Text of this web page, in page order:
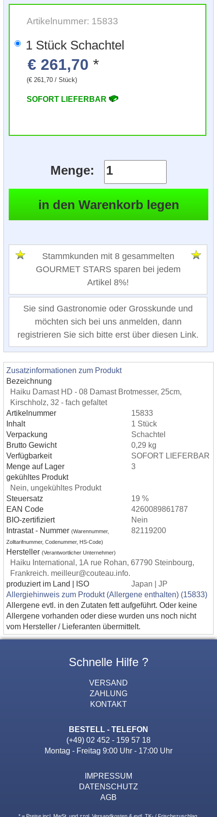
Artikelnummer: 15833
1 Stück Schachtel
€ 261,70 *
(€ 261,70 / Stück)
SOFORT LIEFERBAR
Menge:
Stammkunden mit 8 gesammelten
GOURMET STARS sparen bei jedem
Artikel 8%!
Sie sind Gastronomie oder Grosskunde und
möchten sich bei uns anmelden, dann
registrieren Sie sich bitte erst über diesen Link.
Zusatzinformationen zum Produkt
Bezeichnung
Haiku Damast HD - 08 Damast Brotmesser, 25cm,
Kirschholz, 32 - fach gefaltet
Artikelnummer
15833
Inhalt
1 Stück
Verpackung
Schachtel
Brutto Gewicht
0,29 kg
Verfügbarkeit
SOFORT LIEFERBAR
Menge auf Lager
3
gekühltes Produkt
Nein, ungekühltes Produkt
Steuersatz
19 %
EAN Code
4260089861787
BIO-zertifiziert
Nein
Intrastat - Nummer (Warennummer,
Zolltarifnummer, Codenummer, HS-Code)
82119200
Hersteller (Verantwortlicher Unternehmer)
Haiku International, 1A rue Rohan, 67790 Steinbourg,
Frankreich. meilleur@couteau.info.
produziert im Land | ISO
Japan | JP
Allergiehinweis zum Produkt (Allergene enthalten) (15833)
Allergene evtl. in den Zutaten fett aufgeführt. Oder keine
Allergene vorhanden oder diese wurden uns noch nicht
vom Hersteller / Lieferanten übermittelt.
Schnelle Hilfe ?
VERSAND
ZAHLUNG
KONTAKT
BESTELL - TELEFON
(+49) 02 452 - 159 57 18
Montag - Freitag 9:00 Uhr - 17:00 Uhr
IMPRESSUM
DATENSCHUTZ
AGB